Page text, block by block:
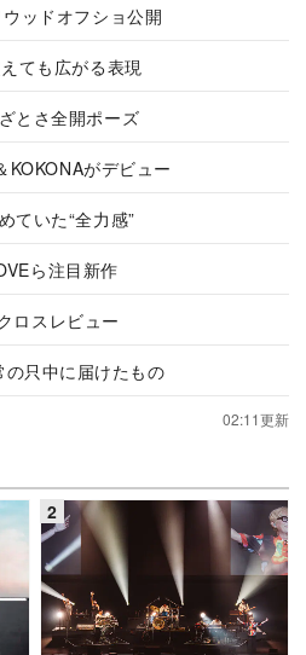
ッドオフショ公開
ても広がる表現
とさ全開ポーズ
KOKONAがデビュー
ていた“全力感”
ら注目新作
ロスレビュー
只中に届けたもの
02:11更新